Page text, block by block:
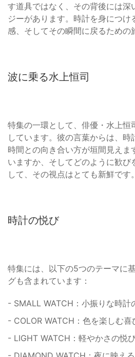
す道具ではなく、その背後には深
ジーがあります。時計を身につ
感、そしてその瞬間に戻るための
波に乗る水上恒司
特集の一環として、俳優・水上恒
しています。彼の言葉からは、時
時間との向き合い方が垣間見えま
いますか、そしてどのように歓び
して、その視点はとても新鮮です。
時計の悦び
特集には、以下の5つのテーマに
グも含まれています：
- SMALL WATCH：小振りな時計
- COLOR WATCH：色を楽しむ喜
- LIGHT WATCH：軽やかさの悦